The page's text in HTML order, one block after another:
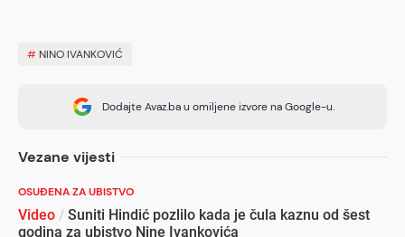
# NINO IVANKOVIĆ
Dodajte Avaz.ba u omiljene izvore na Google-u.
Vezane vijesti
OSUĐENA ZA UBISTVO
Video / Suniti Hindić pozlilo kada je čula kaznu od šest
godina za ubistvo Nine Ivankovića